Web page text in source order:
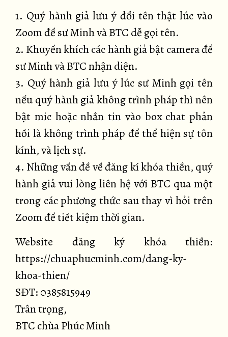
1. Quý hành giả lưu ý đổi tên thật lúc vào
Zoom để sư Minh và BTC dễ gọi tên.
2. Khuyến khích các hành giả bật camera để
sư Minh và BTC nhận diện.
3. Quý hành giả lưu ý lúc sư Minh gọi tên
nếu quý hành giả không trình pháp thì nên
bật mic hoặc nhắn tin vào box chat phản
hồi là không trình pháp để thể hiện sự tôn
kính, và lịch sự.
4. Những vấn đề về đăng kí khóa thiền, quý
hành giả vui lòng liên hệ với BTC qua một
trong các phương thức sau thay vì hỏi trên
Zoom để tiết kiệm thời gian.
Website đăng ký khóa thiền:
https://chuaphucminh.com/dang-ky-
khoa-thien/
SĐT: 0385815949
Trân trọng,
BTC chùa Phúc Minh